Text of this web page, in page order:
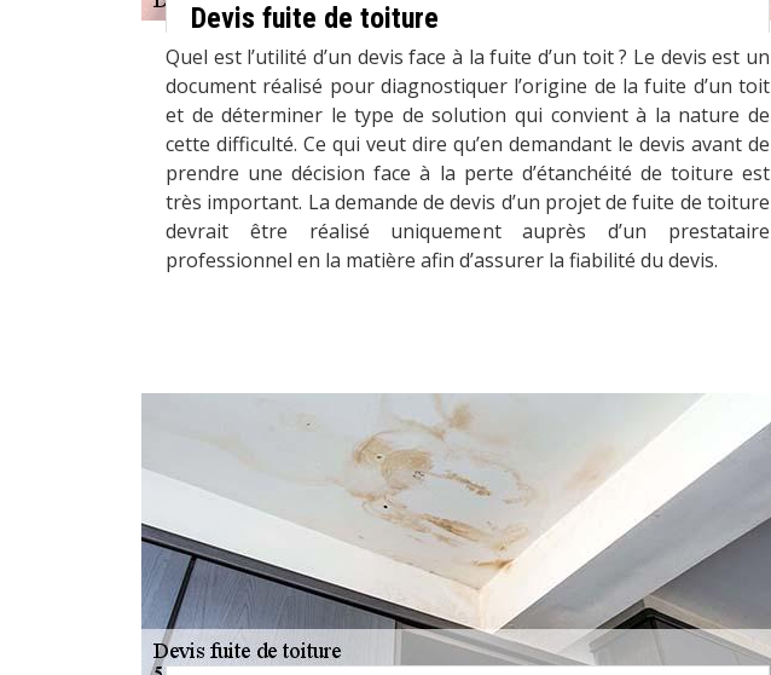
Devis fuite de toiture
Quel est l’utilité d’un devis face à la fuite d’un toit ? Le devis est un
document réalisé pour diagnostiquer l’origine de la fuite d’un toit
et de déterminer le type de solution qui convient à la nature de
cette difficulté. Ce qui veut dire qu’en demandant le devis avant de
prendre une décision face à la perte d’étanchéité de toiture est
très important. La demande de devis d’un projet de fuite de toiture
devrait être réalisé uniquement auprès d’un prestataire
professionnel en la matière afin d’assurer la fiabilité du devis.